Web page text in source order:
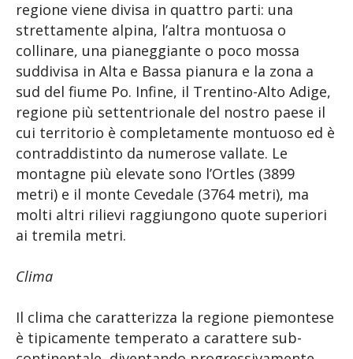
regione viene divisa in quattro parti: una
strettamente alpina, l’altra montuosa o
collinare, una pianeggiante o poco mossa
suddivisa in Alta e Bassa pianura e la zona a
sud del fiume Po. Infine, il Trentino-Alto Adige,
regione più settentrionale del nostro paese il
cui territorio è completamente montuoso ed è
contraddistinto da numerose vallate. Le
montagne più elevate sono l’Ortles (3899
metri) e il monte Cevedale (3764 metri), ma
molti altri rilievi raggiungono quote superiori
ai tremila metri.
Clima
Il clima che caratterizza la regione piemontese
è tipicamente temperato a carattere sub-